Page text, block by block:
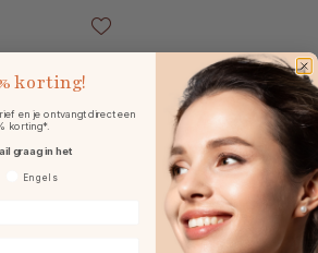
korting!
en je ontvangt direct een
korting*.
graag in het
Engels